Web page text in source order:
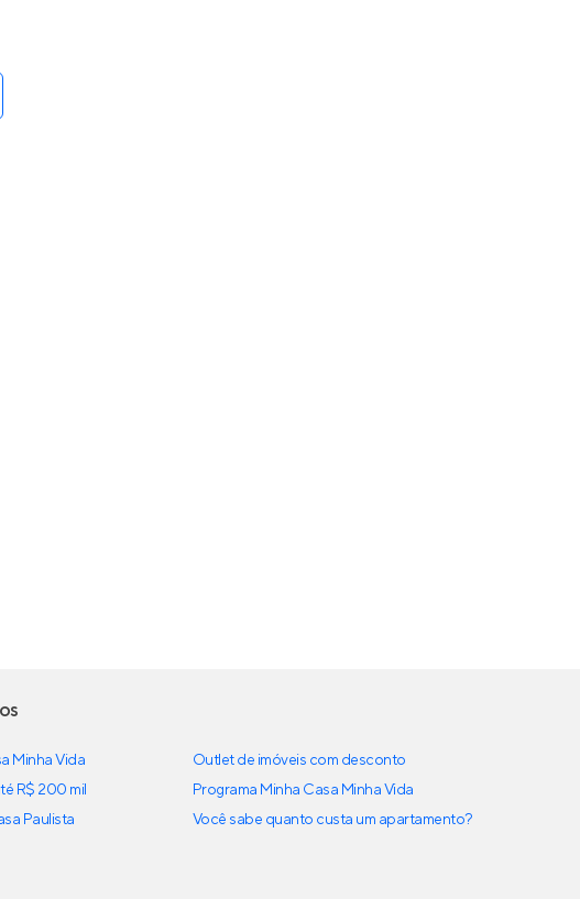
Minha Vida
R$ 200 mil
Paulista
Outlet de imóveis com desconto
Programa Minha Casa Minha Vida
Você sabe quanto custa um apartamento?